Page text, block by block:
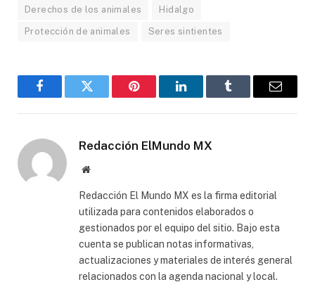
Derechos de los animales Hidalgo
Protección de animales Seres sintientes
FacebookGorjeo Pinterest LinkedInTumblr
Correo
Redacción ElMundo MX
Sitio
Redacción El Mundo MX es la firma editorial
utilizada para contenidos elaborados o
gestionados por el equipo del sitio. Bajo esta
cuenta se publican notas informativas,
actualizaciones y materiales de interés general
relacionados con la agenda nacional y local.